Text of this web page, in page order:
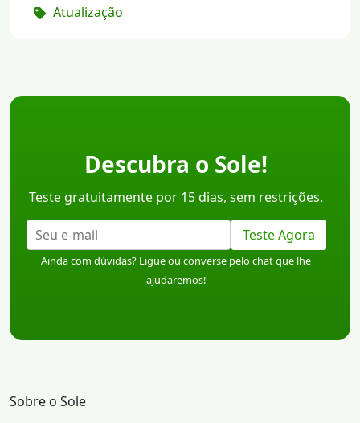
Atualização
Descubra o Sole!
Teste gratuitamente por 15 dias, sem restrições.
Teste Agora
Ainda com dúvidas? Ligue ou converse pelo chat que lhe
ajudaremos!
Sobre o Sole